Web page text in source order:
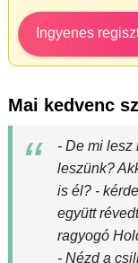
Ingyenes
Mai kedvenc
- De mi lesz
leszünk?
is él? -
együtt
ragyogó
- Nézd a